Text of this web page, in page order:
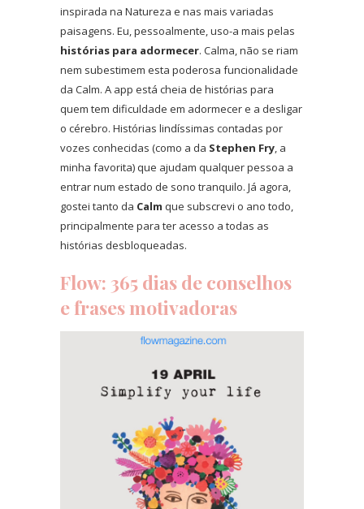
inspirada na Natureza e nas mais variadas
paisagens. Eu, pessoalmente, uso-a mais pelas
histórias para adormecer. Calma, não se riam
nem subestimem esta poderosa funcionalidade
da Calm. A app está cheia de histórias para
quem tem dificuldade em adormecer e a desligar
o cérebro. Histórias lindíssimas contadas por
vozes conhecidas (como a da Stephen Fry, a
minha favorita) que ajudam qualquer pessoa a
entrar num estado de sono tranquilo. Já agora,
gostei tanto da Calm que subscrevi o ano todo,
principalmente para ter acesso a todas as
histórias desbloqueadas.
Flow: 365 dias de conselhos
e frases motivadoras